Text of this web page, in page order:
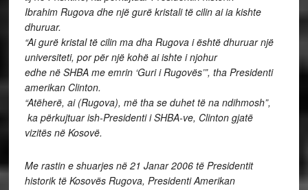
Ibrahim Rugova dhe një gurë kristali të cilin ai ia kishte
dhuruar.
“Ai gurë kristal të cilin ma dha Rugova i është dhuruar një
universiteti, por për një kohë ai ishte i njohur
edhe në SHBA me emrin ‘Guri i Rugovës’”, tha Presidenti
amerikan Clinton.
“Atëherë, ai (Rugova), më tha se duhet të na ndihmosh”,
ka përkujtuar ish-Presidenti i SHBA-ve, Clinton gjatë
vizitës në Kosovë.
Me rastin e shuarjes në 21 Janar 2006 të Presidentit
historik të Kosovës Rugova, Presidenti Amerikan